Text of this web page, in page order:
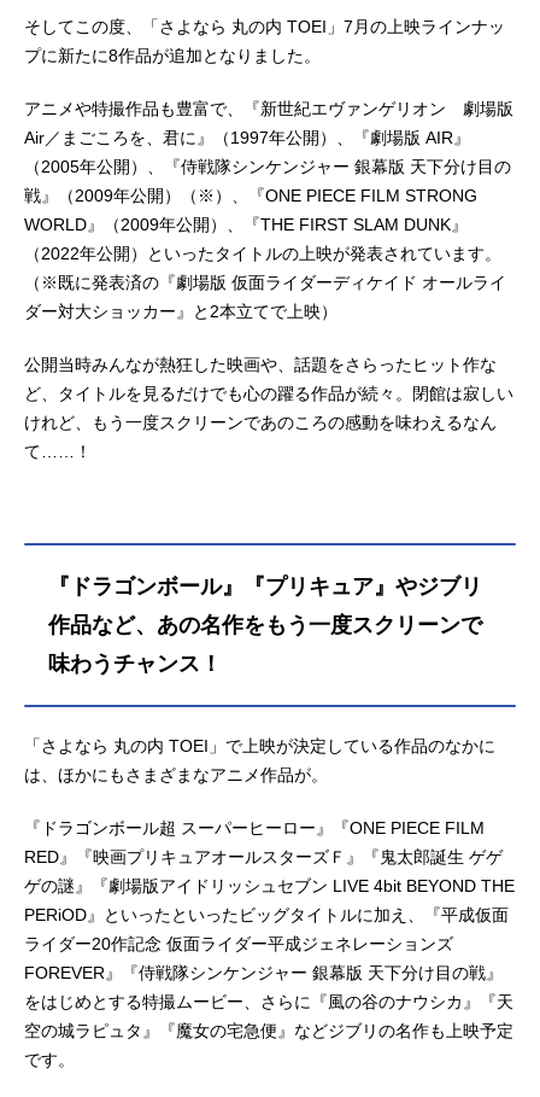
そしてこの度、「さよなら 丸の内 TOEI」7月の上映ラインナッ
プに新たに8作品が追加となりました。
アニメや特撮作品も豊富で、『新世紀エヴァンゲリオン 劇場版
Air／まごころを、君に』（1997年公開）、『劇場版 AIR』
（2005年公開）、『侍戦隊シンケンジャー 銀幕版 天下分け目の
戦』（2009年公開）（※）、『ONE PIECE FILM STRONG
WORLD』（2009年公開）、『THE FIRST SLAM DUNK』
（2022年公開）といったタイトルの上映が発表されています。
（※既に発表済の『劇場版 仮面ライダーディケイド オールライ
ダー対大ショッカー』と2本立てで上映）
公開当時みんなが熱狂した映画や、話題をさらったヒット作な
ど、タイトルを見るだけでも心の躍る作品が続々。閉館は寂しい
けれど、もう一度スクリーンであのころの感動を味わえるなん
て……！
『ドラゴンボール』『プリキュア』やジブリ
作品など、あの名作をもう一度スクリーンで
味わうチャンス！
「さよなら 丸の内 TOEI」で上映が決定している作品のなかに
は、ほかにもさまざまなアニメ作品が。
『ドラゴンボール超 スーパーヒーロー』『ONE PIECE FILM
RED』『映画プリキュアオールスターズＦ』『鬼太郎誕生 ゲゲ
ゲの謎』『劇場版アイドリッシュセブン LIVE 4bit BEYOND THE
PERiOD』といったといったビッグタイトルに加え、『平成仮面
ライダー20作記念 仮面ライダー平成ジェネレーションズ
FOREVER』『侍戦隊シンケンジャー 銀幕版 天下分け目の戦』
をはじめとする特撮ムービー、さらに『風の谷のナウシカ』『天
空の城ラピュタ』『魔女の宅急便』などジブリの名作も上映予定
です。